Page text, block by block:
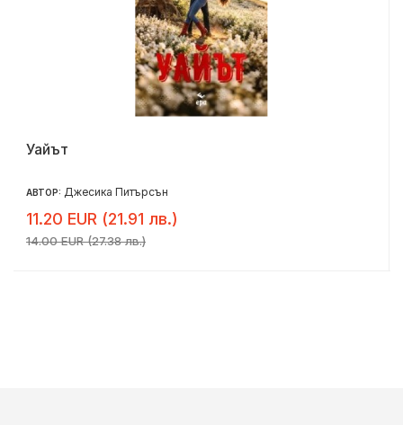
Уайът
АВТОР: Джесика Питърсън
11.20 EUR (21.91 лв.)
14.00 EUR (27.38 лв.)